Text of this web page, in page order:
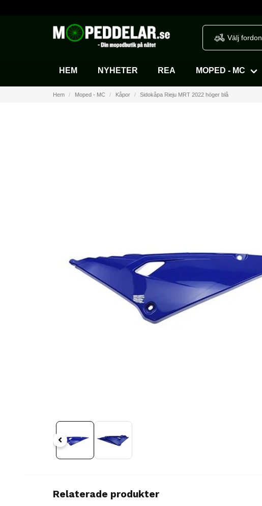
Välj fordon
HEM NYHETER REA MOPED - MC
Hem Moped - MC Kåpor Sidokåpa Rieju MRT 2022 höger blå
Relaterade produkter